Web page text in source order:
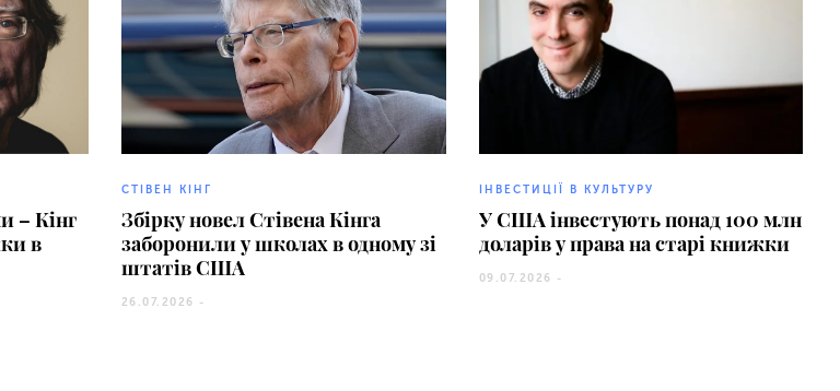
– Кінг
в
СТІВЕН КІНГ
Збірку новел Стівена Кінга
заборонили у школах в одному зі
штатів США
26.07.2026 -
ІНВЕСТИЦІЇ В КУЛЬТУРУ
У США інвестують понад 100 млн
доларів у права на старі книжки
09.07.2026 -